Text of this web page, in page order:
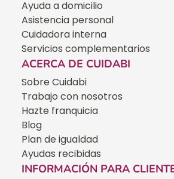
Ayuda a domicilio
Asistencia personal
Cuidadora interna
Servicios complementarios
ACERCA DE CUIDABI
Sobre Cuidabi
Trabajo con nosotros
Hazte franquicia
Blog
Plan de igualdad
Ayudas recibidas
INFORMACIÓN PARA